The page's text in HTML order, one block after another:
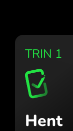
TRIN 1
Hent